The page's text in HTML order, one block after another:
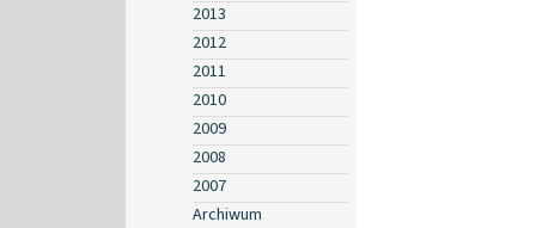
2013
2012
2011
2010
2009
2008
2007
Archiwum